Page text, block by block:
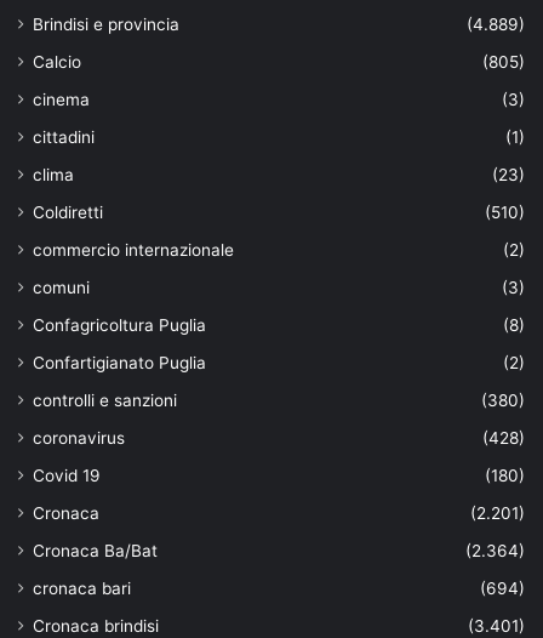
Brindisi e provincia
(4.889)
Calcio
(805)
cinema
(3)
cittadini
(1)
clima
(23)
Coldiretti
(510)
commercio internazionale
(2)
comuni
(3)
Confagricoltura Puglia
(8)
Confartigianato Puglia
(2)
controlli e sanzioni
(380)
coronavirus
(428)
Covid 19
(180)
Cronaca
(2.201)
Cronaca Ba/Bat
(2.364)
cronaca bari
(694)
Cronaca brindisi
(3.401)